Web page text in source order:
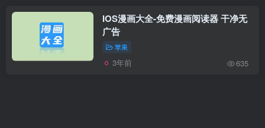
IOS漫画大全-免费漫画阅读器 干净无
广告
苹果
3年前 635